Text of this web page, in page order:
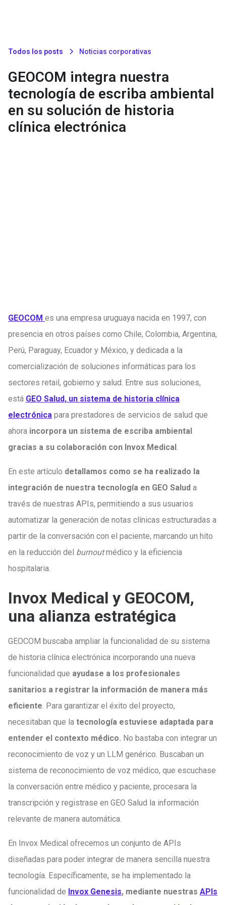
Todos los posts Noticias corporativas
GEOCOM integra nuestra
tecnología de escriba ambiental
en su solución de historia
clínica electrónica
GEOCOM es una empresa uruguaya nacida en 1997, con
presencia en otros países como Chile, Colombia, Argentina,
Perú, Paraguay, Ecuador y México, y dedicada a la
comercialización de soluciones informáticas para los
sectores retail, gobierno y salud. Entre sus soluciones,
está GEO Salud, un sistema de historia clínica
electrónica para prestadores de servicios de salud que
ahora incorpora un sistema de escriba ambiental
gracias a su colaboración con Invox Medical.
En este artículo detallamos como se ha realizado la
integración de nuestra tecnología en GEO Salud a
través de nuestras APIs, permitiendo a sus usuarios
automatizar la generación de notas clínicas estructuradas a
partir de la conversación con el paciente, marcando un hito
en la reducción del burnoutmédico y la eficiencia
hospitalaria.
Invox Medical y GEOCOM,
una alianza estratégica
GEOCOM buscaba ampliar la funcionalidad de su sistema
de historia clínica electrónica incorporando una nueva
funcionalidad que ayudase a los profesionales
sanitarios a registrar la información de manera más
eficiente. Para garantizar el éxito del proyecto,
necesitaban que la tecnología estuviese adaptada para
entender el contexto médico. No bastaba con integrar un
reconocimiento de voz y un LLM genérico. Buscaban un
sistema de reconocimiento de voz médico, que escuchase
la conversación entre médico y paciente, procesara la
transcripción y registrase en GEO Salud la información
relevante de manera automática.
En Invox Medical ofrecemos un conjunto de APIs
diseñadas para poder integrar de manera sencilla nuestra
tecnología. Específicamente, se ha implementado la
funcionalidad de Invox Genesis, mediante nuestras APIs